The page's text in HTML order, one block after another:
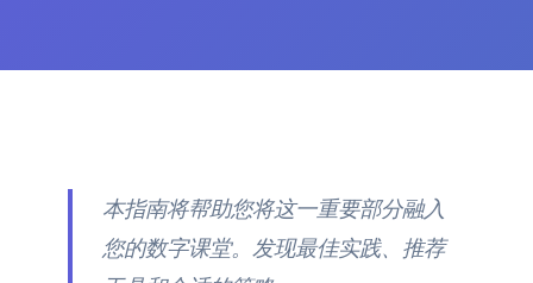
本指南将帮助您将这一重要部分融入
您的数字课堂。发现最佳实践、推荐